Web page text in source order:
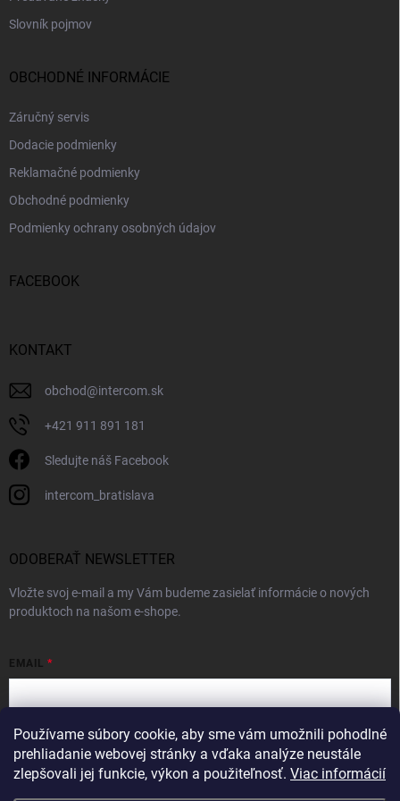
Používame súbory cookie, aby sme vám umožnili pohodlné
prehliadanie webovej stránky a vďaka analýze neustále
zlepšovali jej funkcie, výkon a použiteľnosť. Viac informácií
Slovník pojmov
OBCHODNÉ INFORMÁCIE
Záručný servis
Dodacie podmienky
Reklamačné podmienky
Obchodné podmienky
Podmienky ochrany osobných údajov
FACEBOOK
KONTAKT
obchod@intercom.sk
+421 911 891 181
Sledujte náš Facebook
intercom_bratislava
ODOBERAŤ NEWSLETTER
Vložte svoj e-mail a my Vám budeme zasielať informácie o nových
produktoch na našom e-shope.
EMAIL
Vložením e-mailu súhlasíte spodmienkami ochrany osobných údajov
Prihlásiť sa